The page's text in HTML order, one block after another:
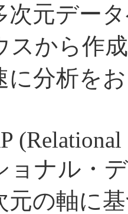
次元デー
スから作
に分析を
ョナル・
元の軸に